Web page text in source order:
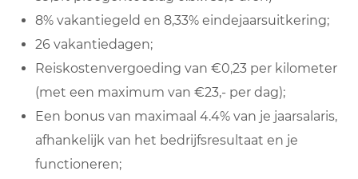
8% vakantiegeld en 8,33% eindejaarsuitkering;
26 vakantiedagen;
Reiskostenvergoeding van €0,23 per kilometer
(met een maximum van €23,- per dag);
Een bonus van maximaal 4.4% van je jaarsalaris,
afhankelijk van het bedrijfsresultaat en je
functioneren;